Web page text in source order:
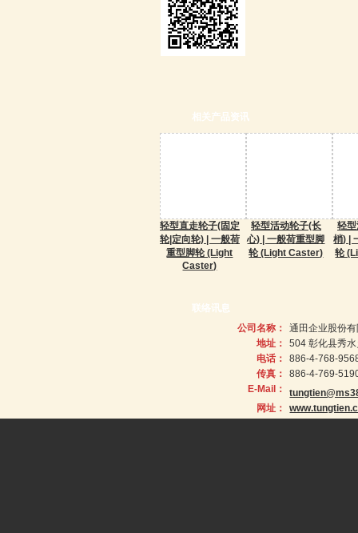
相关产品资讯
轻型直走轮子(固定
轮|定向轮) | 一般荷
重型脚轮 (Light
Caster)
轻型活动轮子(长
心) | 一般荷重型脚
轮 (Light Caster)
轻
梢) |
轮
联络讯息
公司名称：
通田企业股份
地址：
504 彰化县秀
电话：
886-4-768-
传真：
886-4-769-
E-Mail：
网址：